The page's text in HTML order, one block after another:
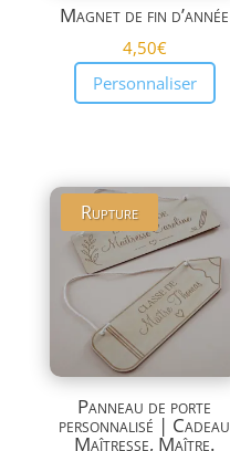
Magnet de fin d’année
4,50€
Personnaliser
Rupture
Panneau de porte
personnalisé | Cadeau
Maîtresse, Maître.